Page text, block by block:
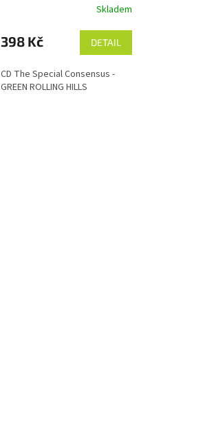
Skladem
398 Kč DETAIL
CD The Special Consensus -
GREEN ROLLING HILLS